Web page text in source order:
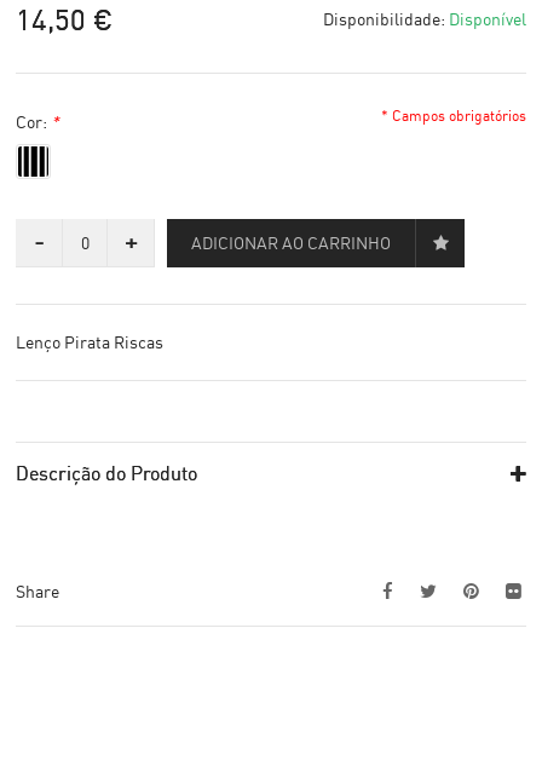
14,50 € Disponibilidade: Disponível
*
Cor: * Campos obrigatórios
- + ADICIONAR AO CARRINHO
Lenço Pirata Riscas
Descrição do Produto
Share